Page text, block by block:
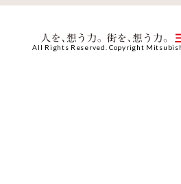
All Rights Reserved. Copyright